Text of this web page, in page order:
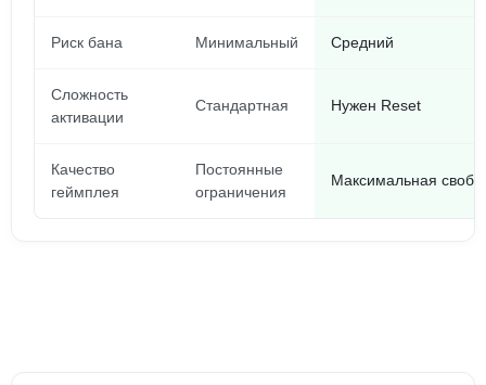
Риск бана Минимальный Средний
Сложность
активации
Стандартная Нужен Reset
Качество
геймплея
Постоянные
ограничения
Максимальная